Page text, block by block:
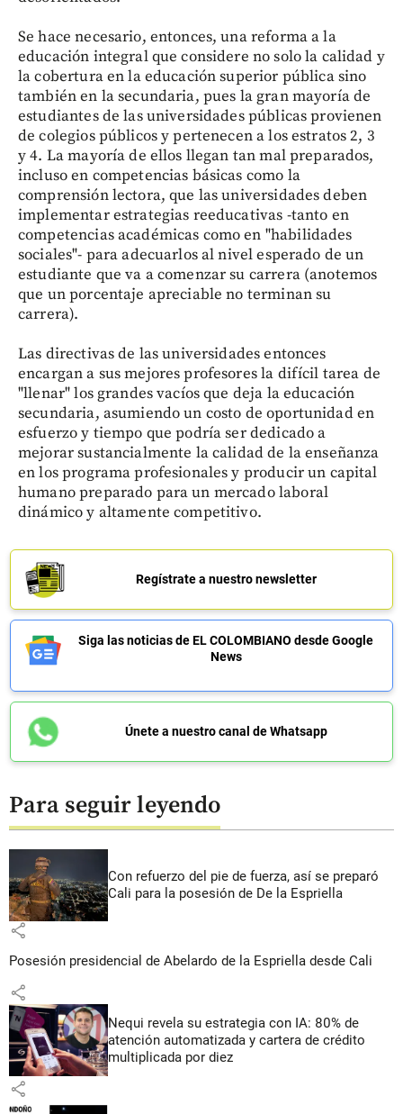
Se hace necesario, entonces, una reforma a la
educación integral que considere no solo la calidad y
la cobertura en la educación superior pública sino
también en la secundaria, pues la gran mayoría de
estudiantes de las universidades públicas provienen
de colegios públicos y pertenecen a los estratos 2, 3
y 4. La mayoría de ellos llegan tan mal preparados,
incluso en competencias básicas como la
comprensión lectora, que las universidades deben
implementar estrategias reeducativas -tanto en
competencias académicas como en "habilidades
sociales"- para adecuarlos al nivel esperado de un
estudiante que va a comenzar su carrera (anotemos
que un porcentaje apreciable no terminan su
carrera).
Las directivas de las universidades entonces
encargan a sus mejores profesores la difícil tarea de
"llenar" los grandes vacíos que deja la educación
secundaria, asumiendo un costo de oportunidad en
esfuerzo y tiempo que podría ser dedicado a
mejorar sustancialmente la calidad de la enseñanza
en los programa profesionales y producir un capital
humano preparado para un mercado laboral
dinámico y altamente competitivo.
Regístrate a nuestro newsletter
Siga las noticias de EL COLOMBIANO desde Google
News
Únete a nuestro canal de Whatsapp
Para seguir leyendo
Con refuerzo del pie de fuerza, así se preparó
Cali para la posesión de De la Espriella
share
Posesión presidencial de Abelardo de la Espriella desde Cali
share
Nequi revela su estrategia con IA: 80% de
atención automatizada y cartera de crédito
multiplicada por diez
share